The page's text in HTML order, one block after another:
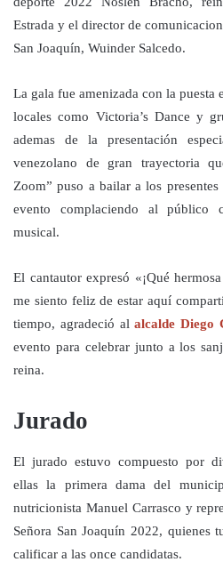
Estrada y el director de
San Joaquín, Wuinder Salcedo.
La gala fue amenizada con la puesta
locales como Victoria’s Dance y
ademas de la presentación
venezolano de gran trayectoria
Zoom” puso a bailar a los
evento complaciendo al público
musical.
El cantautor expresó «¡Qué
me siento feliz de estar aquí
tiempo, agradeció alalcalde Diego
evento para celebrar junto a los
reina.
Jurado
El jurado estuvo compuesto por
ellas la primera dama del
nutricionista Manuel Carrasco y
Señora San Joaquín 2022, quienes
calificar a las once candidatas.